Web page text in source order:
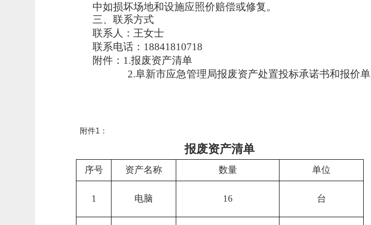
中如损坏场地和设施应照价赔偿或修复。
三、联系方式
联系人： 王女士
联系电话： 18841810718
附件： 1.报废资产清单
2.阜新市应急管理局报废资产处置投标承诺书和报价单
附件1 ：
报废资产清单
序号 资产名称 数量 单位
1 电脑 16 台